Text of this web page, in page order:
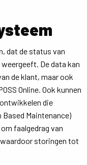
dat de status van
De data kan
de klant, maar ook
Online. Ook kunnen
die
Maintenance)
faalgedrag van
storingen tot